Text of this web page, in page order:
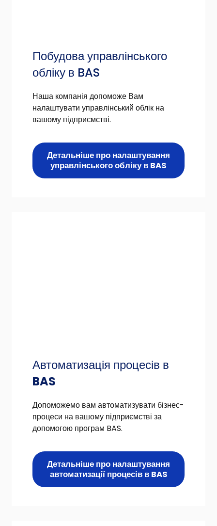
Побудова управлінського
обліку в BAS
Наша компанія допоможе Вам
налаштувати управлінський облік на
вашому підприємстві.
Детальніше про налаштування
управлінського обліку в BAS
Автоматизація процесів в
BAS
Допоможемо вам автоматизувати бізнес-
процеси на вашому підприємстві за
допомогою програм BAS.
Детальніше про налаштування
автоматизації процесів в BAS